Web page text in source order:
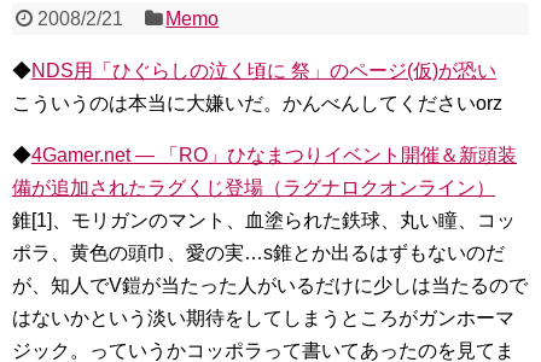
2008/2/21 Memo
◆NDS用「ひぐらしの泣く頃に 祭」のページ(仮)が恐い
こういうのは本当に大嫌いだ。かんべんしてくださいorz
◆4Gamer.net ― 「RO」ひなまつりイベント開催＆新頭装
備が追加されたラグくじ登場（ラグナロクオンライン）
錐[1]、モリガンのマント、血塗られた鉄球、丸い瞳、コッ
ポラ、黄色の頭巾、愛の実…s錐とか出るはずもないのだ
が、知人でV鎧が当たった人がいるだけに少しは当たるので
はないかという淡い期待をしてしまうところがガンホーマ
ジック。っていうかコッポラって書いてあったのを見てま